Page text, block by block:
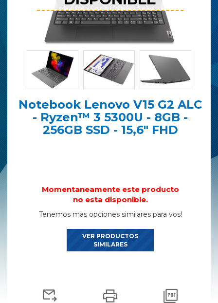
Notebook Lenovo V15 G2 ALC
- Ryzen™ 3 5300U - 8GB -
256GB SSD - 15,6" FHD
Momentaneamente este producto
no esta disponible.
Tenemos mas opciones similares para vos!
VER PRODUCTOS
SIMILARES